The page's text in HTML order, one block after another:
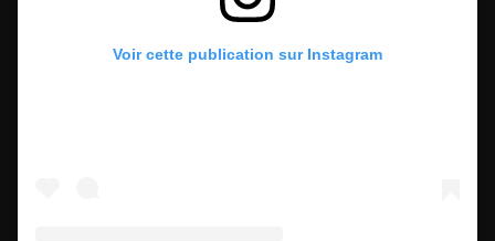
Voir cette publication sur Instagram